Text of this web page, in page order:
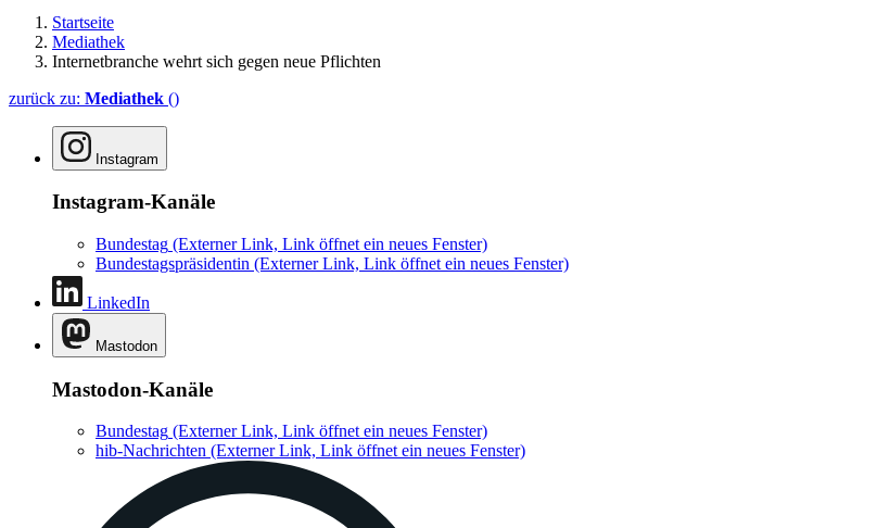
Startseite
Mediathek
Internetbranche wehrt sich gegen neue Pflichten
zurück zu: Mediathek ()
Instagram
Instagram-Kanäle
Bundestag (Externer Link, Link öffnet ein neues Fenster)
Bundestagspräsidentin (Externer Link, Link öffnet ein neues Fenster)
LinkedIn
Mastodon
Mastodon-Kanäle
Bundestag (Externer Link, Link öffnet ein neues Fenster)
hib-Nachrichten (Externer Link, Link öffnet ein neues Fenster)